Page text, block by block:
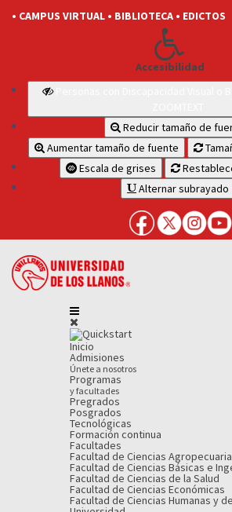
• CAMPUS VIRTUAL • BIBLIOTECA • EDICTOS
Accesibilidad
Reducir tamaño de
Aumentar tamaño de fuente
Escala de grises
Alternar subrayado
Inicio
Admisiones
Únete a nosotros
Programas
y facultades
Pregrados
Posgrados
Tecnológicas
Formación continua
Facultades
Facultad de Ciencias
Facultad de Ciencias Básicas e
Facultad de Ciencias de la Salud
Facultad de Ciencias Económicas
Facultad de Ciencias Humanas y